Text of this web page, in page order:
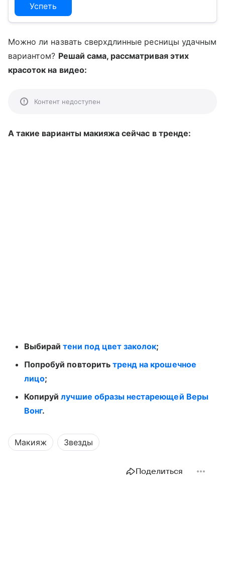
Успеть
Можно ли назвать сверхдлинные ресницы удачным
вариантом? Решай сама, рассматривая этих
красоток на видео:
Контент недоступен
А такие варианты макияжа сейчас в тренде:
Выбирайтени под цвет заколок;
Попробуй повторить тренд на крошечное
лицо;
Копируйлучшие образы нестареющей Веры
Вонг.
Макияж Звезды
Поделиться